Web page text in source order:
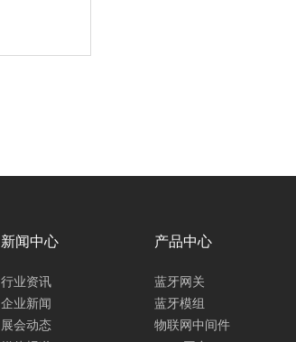
新闻中心
行业资讯
企业新闻
展会动态
产品中心
蓝牙网关
蓝牙模组
物联网中间件